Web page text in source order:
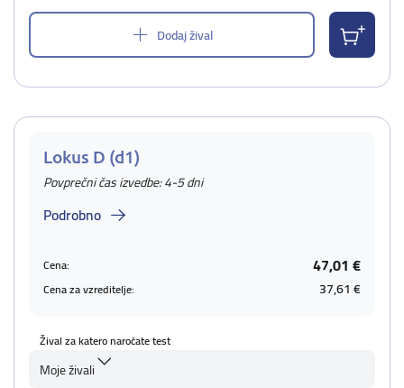
Dodaj žival
Lokus D (d1)
Povprečni čas izvedbe: 4-5 dni
Podrobno
Cena: 47,01 €
Cena za vzreditelje: 37,61 €
Žival za katero naročate test
Moje živali